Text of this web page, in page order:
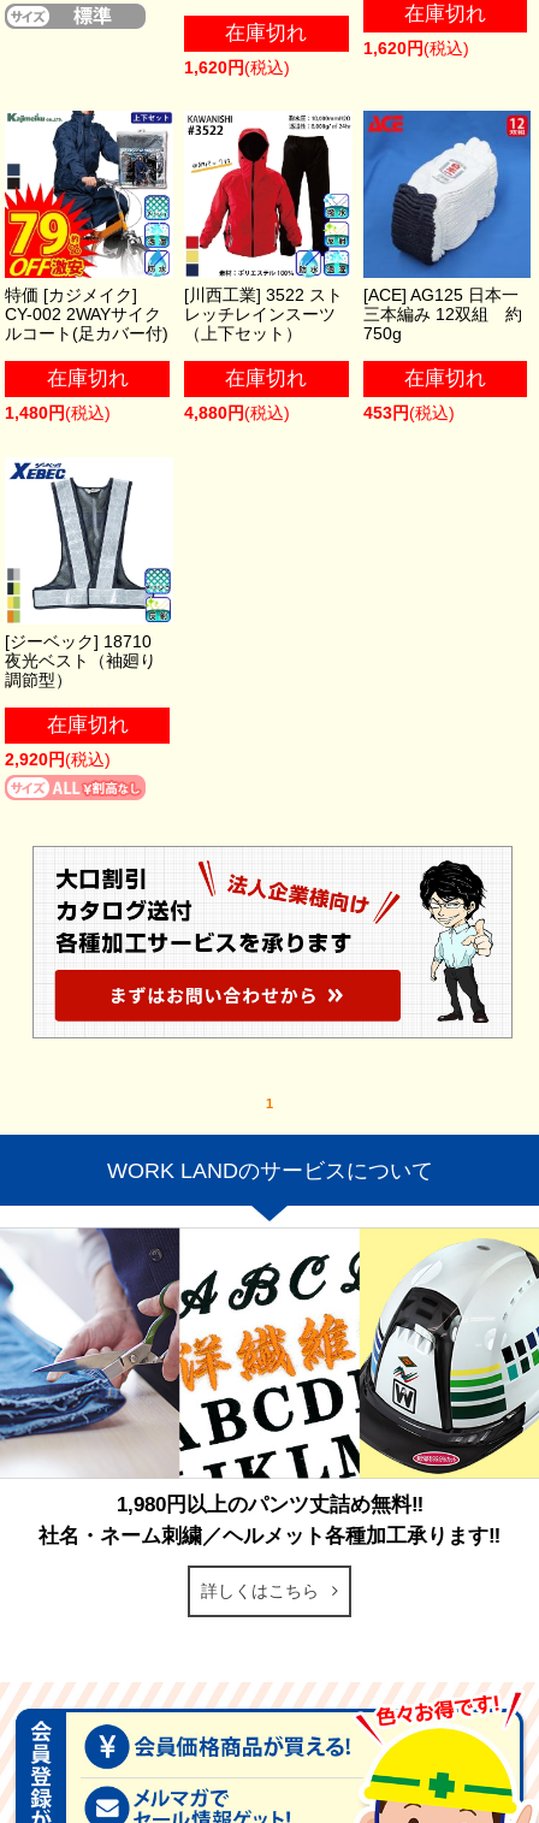
在庫切れ
1,620円(税込)
在庫切れ
1,620円(税込)
特価 [カジメイク]
CY-002 2WAYサイク
ルコート(足カバー付)
在庫切れ
1,480円(税込)
[川西工業] 3522 スト
レッチレインスーツ
（上下セット）
在庫切れ
4,880円(税込)
[ACE] AG125 日本一
三本編み 12双組 約
750g
在庫切れ
453円(税込)
[ジーベック] 18710
夜光ベスト（袖廻り
調節型）
在庫切れ
2,920円(税込)
1
WORK LANDのサービスについて
1,980円以上のパンツ丈詰め無料‼
社名・ネーム刺繍／ヘルメット各種加工承ります‼
詳しくはこちら